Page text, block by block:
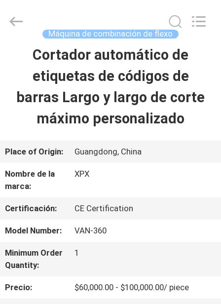
CASA
PRODUCTOS
LOS
VÍDEOS
ESPECTÁCULO
VR
SOBRE
NOSOTROS
XPX
Máquina de combinación de flexo
Cortador automático de
etiquetas de códigos de
barras Largo y largo de corte
máximo personalizado
Place of Origin: Guangdong, China
Nombre de la
marca:
XPX
Certificación: CE Certification
Model Number: VAN-360
Minimum Order
Quantity:
1
Precio: $60,000.00 - $100,000.00/ piece